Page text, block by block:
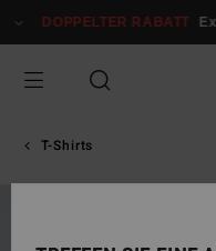
zur
springen
DOPPELTER RABATT
T-Shirts